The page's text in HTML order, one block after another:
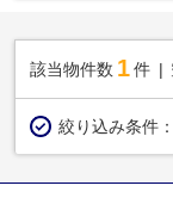
該当物件数 1件
絞り込み条件：